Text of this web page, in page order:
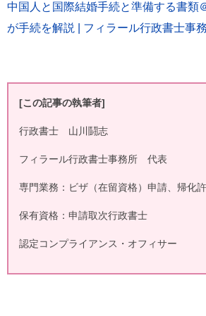
中国人と国際結婚手続と準備する書類
が手続を解説 | フィラール行政書士事
[この記事の執筆者]
行政書士 山川鬪志
フィラール行政書士事務所 代表
専門業務：ビザ（在留資格）申請、帰化
保有資格：申請取次行政書士
認定コンプライアンス・オフィサー